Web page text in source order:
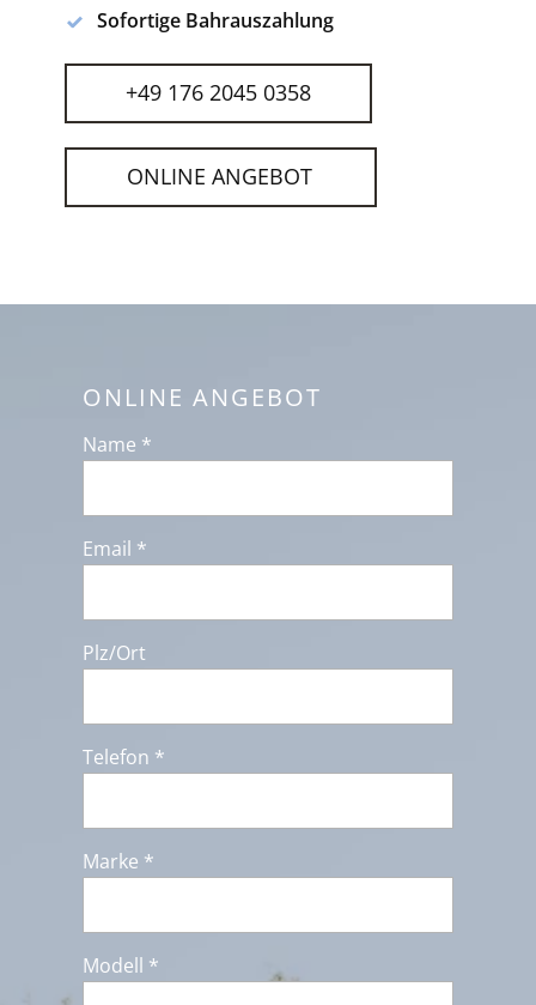
Sofortige Bahrauszahlung
+49 176 2045 0358
ONLINE ANGEBOT
ONLINE ANGEBOT
Name *
Email *
Plz/Ort
Telefon *
Marke *
Modell *